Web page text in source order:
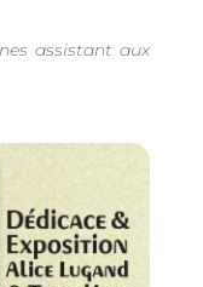
assistant aux